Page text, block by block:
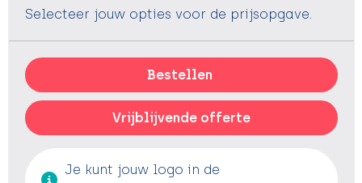
Selecteer jouw opties voor de prijsopgave.
Bestellen
Vrijblijvende offerte
Je kunt jouw logo in de